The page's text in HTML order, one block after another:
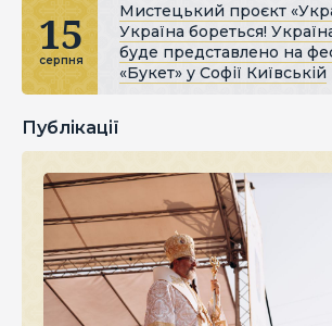
15
серпня
Мистецький проєкт
Україна бореться!
буде представлено на
«Букет» у Софії Київській
Публікації